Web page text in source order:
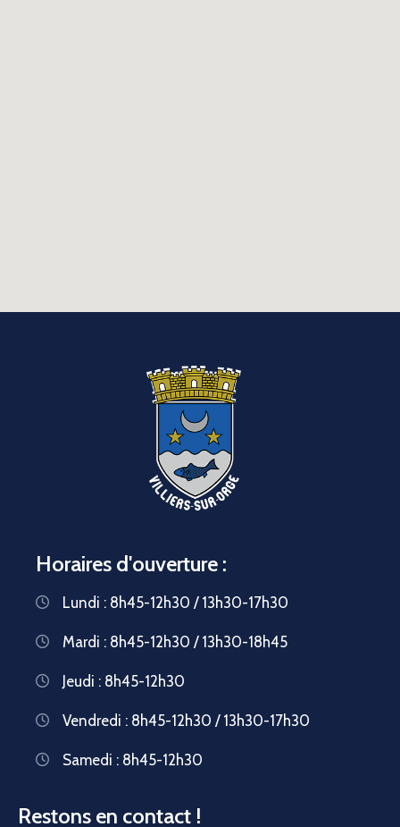
Horaires d'ouverture :
Lundi : 8h45-12h30 / 13h30-17h30
Mardi : 8h45-12h30 / 13h30-18h45
Jeudi : 8h45-12h30
Vendredi : 8h45-12h30 / 13h30-17h30
Samedi : 8h45-12h30
Restons en contact !